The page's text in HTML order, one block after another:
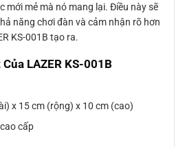
mới mẻ mà nó mang lại. Điều này sẽ
năng chơi đàn và cảm nhận rõ hơn
KS-001B tạo ra.
LAZER KS-001B
x 15 cm (rộng) x 10 cm (cao)
cấp